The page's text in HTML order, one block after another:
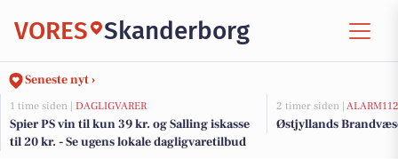
VORES Skanderborg
Seneste nyt ›
1 time siden | DAGLIGVARER
Spier PS vin til kun 39 kr. og Salling iskasse
til 20 kr. - Se ugens lokale dagligvaretilbud
2 timer siden | ALARM112
Østjyllands